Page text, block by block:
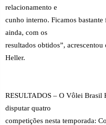
relacionamento e
cunho interno. Ficamos
ainda, com os
resultados obtidos”,
Heller.
RESULTADOS – O Vôlei Brasil
disputar quatro
competições nesta temporada: